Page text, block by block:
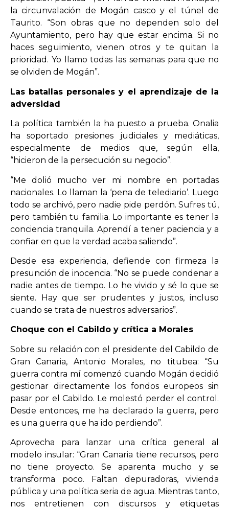
la circunvalación de Mogán casco y el túnel de
Taurito. “Son obras que no dependen solo del
Ayuntamiento, pero hay que estar encima. Si no
haces seguimiento, vienen otros y te quitan la
prioridad. Yo llamo todas las semanas para que no
se olviden de Mogán”.
Las batallas personales y el aprendizaje de la
adversidad
La política también la ha puesto a prueba. Onalia
ha soportado presiones judiciales y mediáticas,
especialmente de medios que, según ella,
“hicieron de la persecución su negocio”.
“Me dolió mucho ver mi nombre en portadas
nacionales. Lo llaman la ‘pena de telediario’. Luego
todo se archivó, pero nadie pide perdón. Sufres tú,
pero también tu familia. Lo importante es tener la
conciencia tranquila. Aprendí a tener paciencia y a
confiar en que la verdad acaba saliendo”.
Desde esa experiencia, defiende con firmeza la
presunción de inocencia. “No se puede condenar a
nadie antes de tiempo. Lo he vivido y sé lo que se
siente. Hay que ser prudentes y justos, incluso
cuando se trata de nuestros adversarios”.
Choque con el Cabildo y crítica a Morales
Sobre su relación con el presidente del Cabildo de
Gran Canaria, Antonio Morales, no titubea: “Su
guerra contra mí comenzó cuando Mogán decidió
gestionar directamente los fondos europeos sin
pasar por el Cabildo. Le molestó perder el control.
Desde entonces, me ha declarado la guerra, pero
es una guerra que ha ido perdiendo”.
Aprovecha para lanzar una crítica general al
modelo insular: “Gran Canaria tiene recursos, pero
no tiene proyecto. Se aparenta mucho y se
transforma poco. Faltan depuradoras, vivienda
pública y una política seria de agua. Mientras tanto,
nos entretienen con discursos y etiquetas